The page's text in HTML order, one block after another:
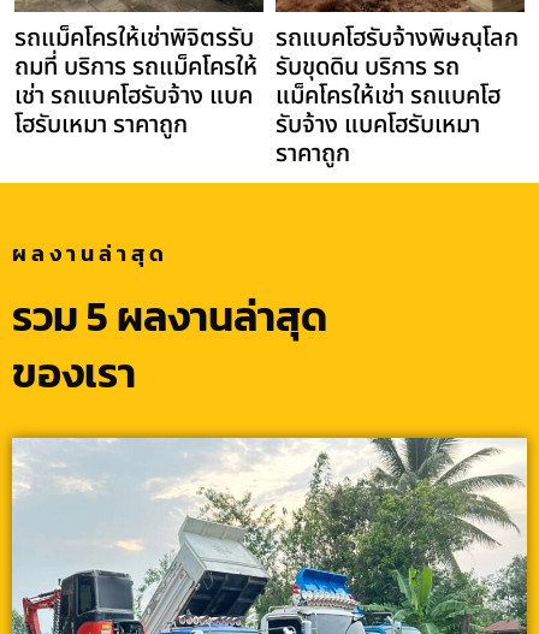
รถแม็คโครให้เช่าพิจิตรรับ
ถมที่ บริการ รถแม็คโครให้
เช่า รถแบคโฮรับจ้าง แบค
โฮรับเหมา ราคาถูก
รถแบคโฮรับจ้างพิษณุโลก
รับขุดดิน บริการ รถ
แม็คโครให้เช่า รถแบคโฮ
รับจ้าง แบคโฮรับเหมา
ราคาถูก
ผลงานล่าสุด
รวม 5 ผลงานล่าสุด
ของเรา